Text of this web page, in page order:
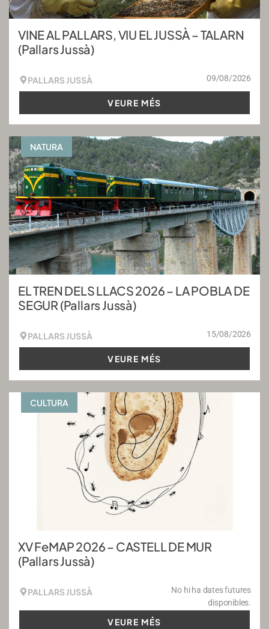
VINE AL PALLARS, VIU EL JUSSÀ – TALARN
(Pallars Jussà)
PALLARS JUSSÀ 09/08/2026
VEURE MÉS
NATURA
EL TREN DELS LLACS 2026 – LA POBLA DE
SEGUR (Pallars Jussà)
PALLARS JUSSÀ 15/08/2026
VEURE MÉS
CULTURA
XV FeMAP 2026 – CASTELL DE MUR
(Pallars Jussà)
PALLARS JUSSÀ
No hi ha dates futures
disponibles.
VEURE MÉS